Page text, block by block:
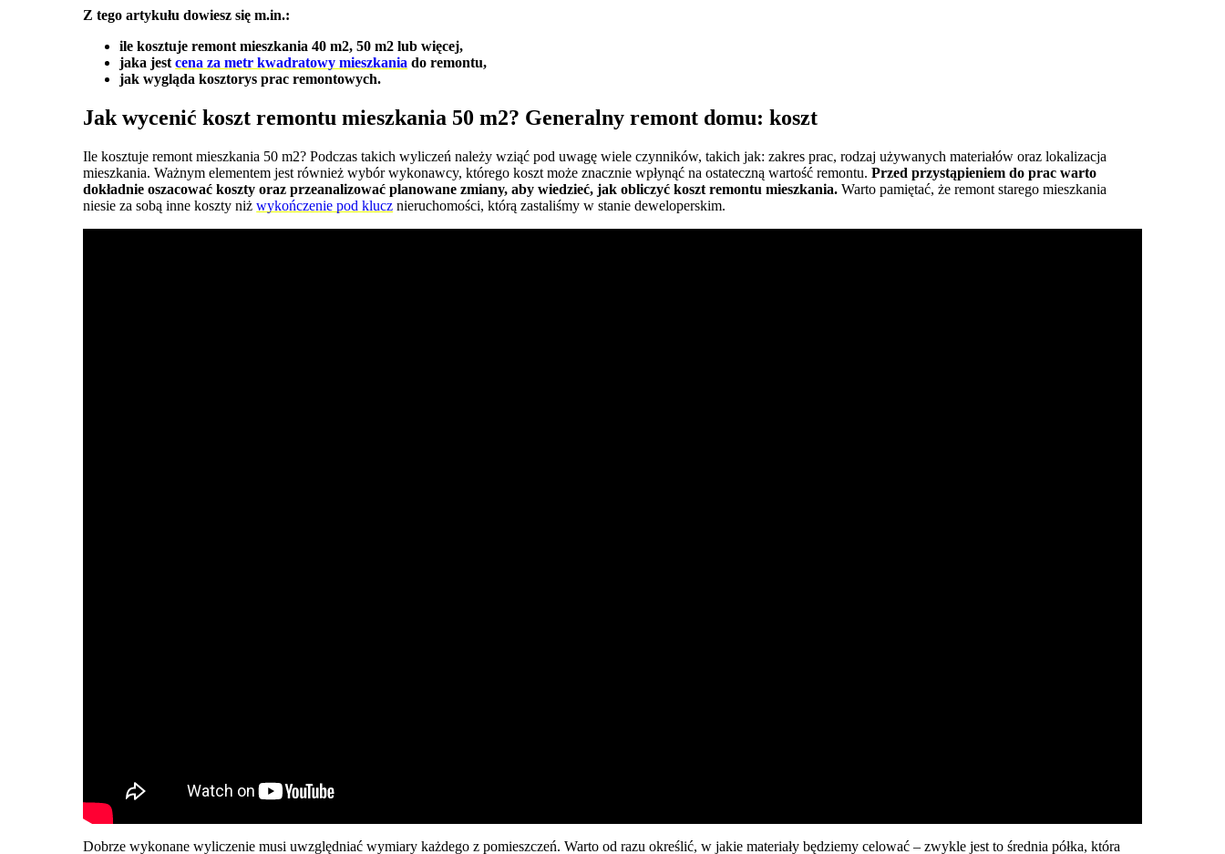
Z tego artykułu dowiesz się m.in.:
ile kosztuje remont mieszkania 40 m2, 50 m2 lub więcej,
jaka jestcena za metr kwadratowy mieszkania do remontu,
jak wygląda kosztorys prac remontowych.
Jak wycenić koszt remontu mieszkania 50 m2? Generalny remont domu: koszt
Ile kosztuje remont mieszkania 50 m2? Podczas takich wyliczeń należy wziąć pod uwagę wiele czynników, takich jak: zakres prac, rodzaj używanych materiałów oraz lokalizacja
mieszkania. Ważnym elementem jest również wybór wykonawcy, którego koszt może znacznie wpłynąć na ostateczną wartość remontu.Przed przystąpieniem do prac warto
dokładnie oszacować koszty oraz przeanalizować planowane zmiany, aby wiedzieć, jak obliczyć koszt remontu mieszkania. Warto pamiętać, że remont starego mieszkania
niesie za sobą inne koszty niżwykończenie pod klucz nieruchomości, którą zastaliśmy w stanie deweloperskim.
Dobrze wykonane wyliczenie musi uwzględniać wymiary każdego z pomieszczeń. Warto od razu określić, w jakie materiały będziemy celować – zwykle jest to średnia półka, która